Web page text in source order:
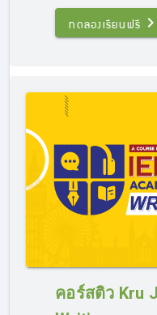
https://opendurian.com/
ที่นี่มีคอร์สติว IELTS เร่ง
คอร์ส จะเน้นการสอนแบ
ไปเร็วหน่อย โดยจะเน้น
ทดลองเรียนฟรี
คอร์สติว Kru